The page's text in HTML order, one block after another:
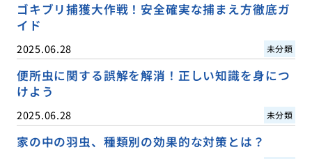
ゴキブリ捕獲大作戦！安全確実な捕まえ方徹底ガ
イド
2025.06.28 未分類
便所虫に関する誤解を解消！正しい知識を身につ
けよう
2025.06.28 未分類
家の中の羽虫、種類別の効果的な対策とは？